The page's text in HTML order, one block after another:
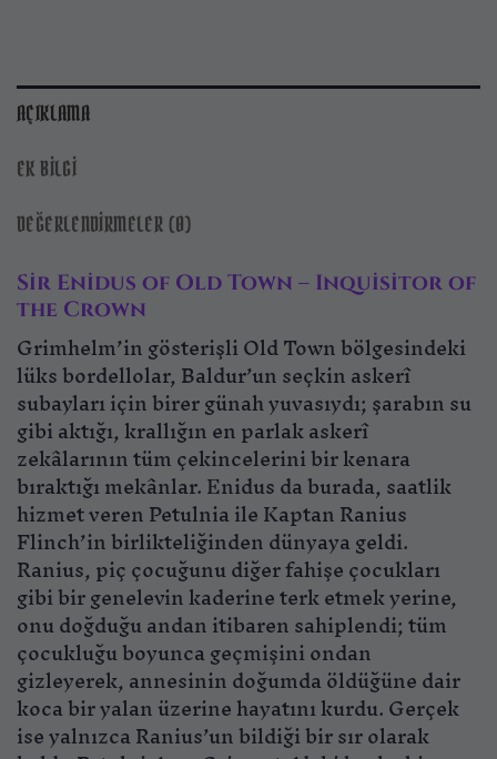
AÇIKLAMA
EK BILGI
DEĞERLENDIRMELER (0)
Sir Enidus of Old Town – Inquisitor of
the Crown
Grimhelm’in gösterişli Old Town bölgesindeki
lüks bordellolar, Baldur’un seçkin askerî
subayları için birer günah yuvasıydı; şarabın su
gibi aktığı, krallığın en parlak askerî
zekâlarının tüm çekincelerini bir kenara
bıraktığı mekânlar. Enidus da burada, saatlik
hizmet veren Petulnia ile Kaptan Ranius
Flinch’in birlikteliğinden dünyaya geldi.
Ranius, piç çocuğunu diğer fahişe çocukları
gibi bir genelevin kaderine terk etmek yerine,
onu doğduğu andan itibaren sahiplendi; tüm
çocukluğu boyunca geçmişini ondan
gizleyerek, annesinin doğumda öldüğüne dair
koca bir yalan üzerine hayatını kurdu. Gerçek
ise yalnızca Ranius’un bildiği bir sır olarak